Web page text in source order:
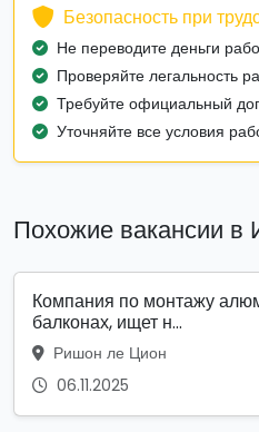
Безопасность при
Не переводите деньги
Проверяйте легальность
Требуйте официальный
Уточняйте все условия
Похожие вакансии в
Компания по монтажу
балконах, ищет н...
Ришон ле Цион
06.11.2025